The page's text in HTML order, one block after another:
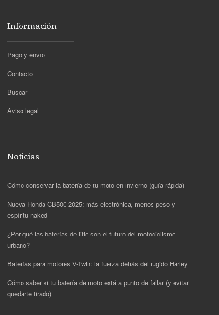
Información
Pago y envío
Contacto
Buscar
Aviso legal
Noticias
Cómo conservar la batería de tu moto en invierno (guía rápida)
Nueva Honda CB500 2025: más electrónica, menos peso y
espíritu naked
¿Por qué las baterías de litio son el futuro del motociclismo
urbano?
Baterías para motores V-Twin: la fuerza detrás del rugido Harley
Cómo saber si tu batería de moto está a punto de fallar (y evitar
quedarte tirado)